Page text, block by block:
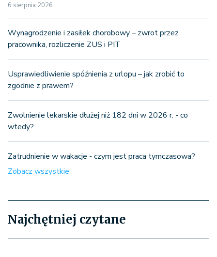
6 sierpnia 2026
Wynagrodzenie i zasiłek chorobowy – zwrot przez
pracownika, rozliczenie ZUS i PIT
Usprawiedliwienie spóźnienia z urlopu – jak zrobić to
zgodnie z prawem?
Zwolnienie lekarskie dłużej niż 182 dni w 2026 r. - co
wtedy?
Zatrudnienie w wakacje - czym jest praca tymczasowa?
Zobacz wszystkie
Najchętniej czytane